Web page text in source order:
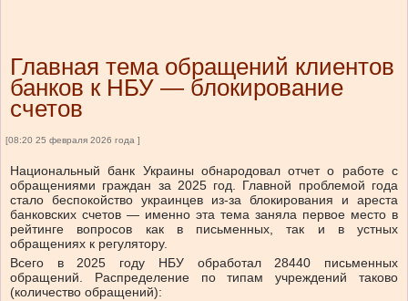
Главная тема обращений клиентов
банков к НБУ — блокирование
счетов
[08:20 25 февраля 2026 года ]
Национальный банк Украины обнародовал отчет о работе с
обращениями граждан за 2025 год. Главной проблемой года
стало беспокойство украинцев из-за блокирования и ареста
банковских счетов — именно эта тема заняла первое место в
рейтинге вопросов как в письменных, так и в устных
обращениях к регулятору.
Всего в 2025 году НБУ обработал 28440 письменных
обращений. Распределение по типам учреждений таково
(количество обращений):